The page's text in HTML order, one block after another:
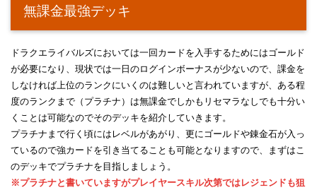
無課金最強デッキ
ドラクエライバルズにおいては一回カードを入手するためにはゴールド
が必要になり、現状では一日のログインボーナスが少ないので、課金を
しなければ上位のランクにいくのは難しいと言われていますが、ある程
度のランクまで（プラチナ）は無課金でしかもリセマラなしでも十分い
くことは可能なのでそのデッキを紹介していきます。
プラチナまで行く頃にはレベルがあがり、更にゴールドや錬金石が入っ
ているので強カードを引き当てることも可能となりますので、まずはこ
のデッキでプラチナを目指しましょう。
※プラチナと書いていますがプレイヤースキル次第ではレジェンドも狙